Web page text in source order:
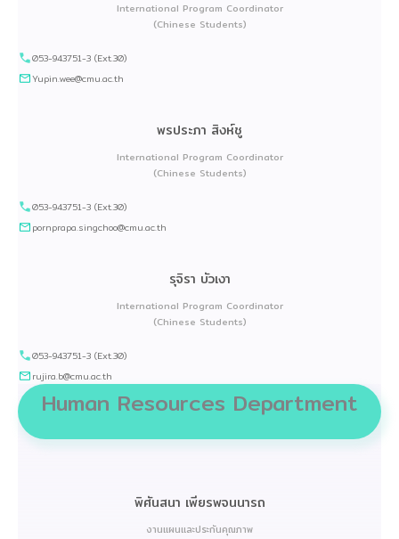
International Program Coordinator
(Chinese Students)
053-943751-3 (Ext.30)
Yupin.wee@cmu.ac.th
พรประภา สิงห์ชู
International Program Coordinator
(Chinese Students)
053-943751-3 (Ext.30)
pornprapa.singchoo@cmu.ac.th
รุจิรา บัวเงา
International Program Coordinator
(Chinese Students)
053-943751-3 (Ext.30)
rujira.b@cmu.ac.th
Human Resources Department
พิศันสนา เพียรพจนนารถ
งานแผนและประกันคุณภาพ